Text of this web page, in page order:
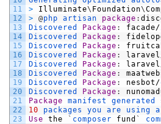
11
12
13
14
15
16
17
18
19
20
21
22
23
>
Illuminate\ Foundation\
>
@php artisan package :
Discovered Package : facade/
Discovered Package :
Discovered Package :
Discovered Package : laravel
Discovered Package : laravel
Discovered Package :
Discovered Package : nesbot /
Discovered Package :
Package
manifest generated
10
packages you are using
Use
the ` composer fund `